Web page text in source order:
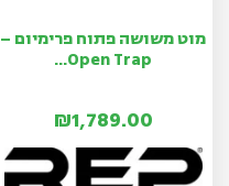
מוט משושה פתוח פרימיום –
Open Trap...
₪1,789.00